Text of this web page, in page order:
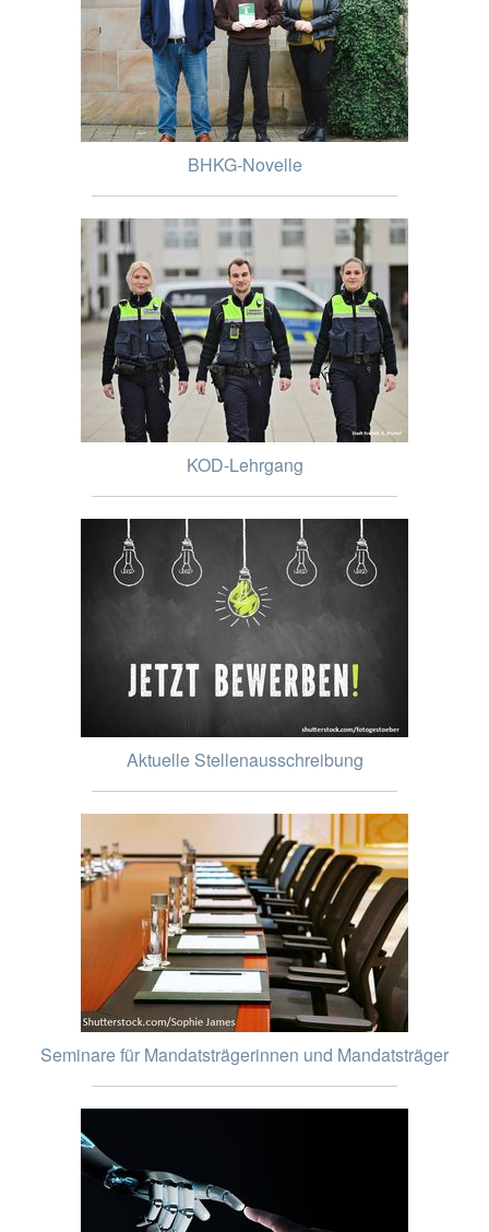
BHKG-Novelle
KOD-Lehrgang
Aktuelle Stellenausschreibung
Seminare für Mandatsträgerinnen und Mandatsträger